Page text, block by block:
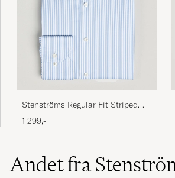
Stenströms Regular Fit Striped
Cut Away Shirt Blue/White
1 299,-
Andet fra